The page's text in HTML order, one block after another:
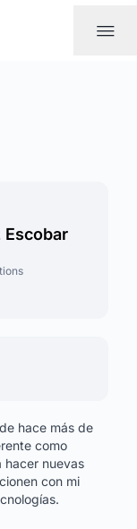
|||
Escobar
hace más de
como
hacer nuevas
con mi